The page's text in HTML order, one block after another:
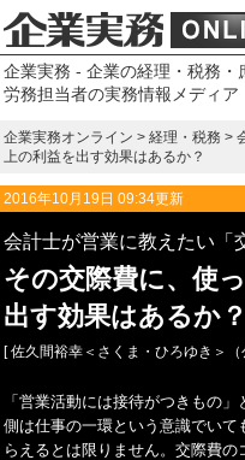
企業実務 - 企業の経理・税務・
労務担当者の実務情報メディア
企業実務オンライン > 経理・税務 >
上の利益を出す効果はあるか？
2016年10月19日 09:34更新
会計士が営業に教えたい
その交際費に、使
出す効果はあるか？
[ 佐久間裕幸＜さくま・ひろゆき＞
「営業活動には接待がつきもの
側は仕事の一環という意識でいて
らえるとは限りません。交際費